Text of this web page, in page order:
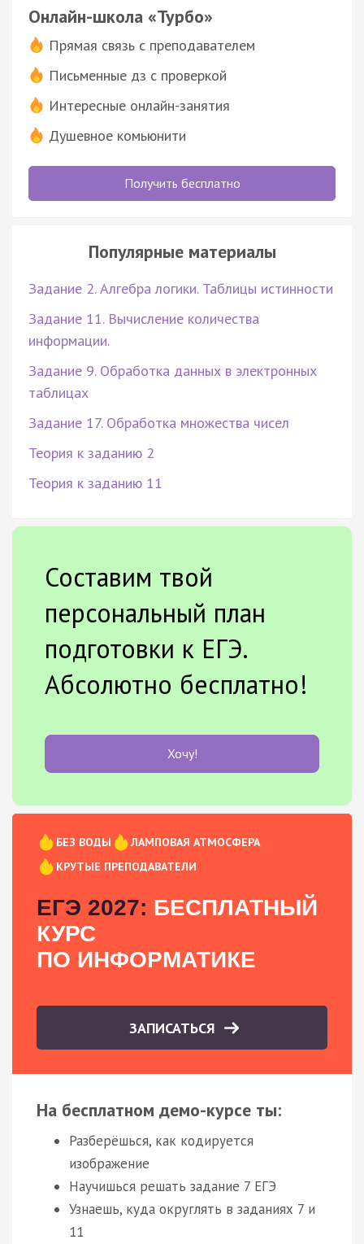
Онлайн-школа «Турбо»
Прямая связь с преподавателем
Письменные дз с проверкой
Интересные онлайн-занятия
Душевное комьюнити
Получить бесплатно
Популярные материалы
Задание 2. Алгебра логики. Таблицы истинности
Задание 11. Вычисление количества
информации.
Задание 9. Обработка данных в электронных
таблицах
Задание 17. Обработка множества чисел
Теория к заданию 2
Теория к заданию 11
Составим твой
персональный план
подготовки к ЕГЭ.
Абсолютно бесплатно!
Хочу!
БЕЗ ВОДЫ
ЛАМПОВАЯ АТМОСФЕРА
КРУТЫЕ ПРЕПОДАВАТЕЛИ
ЕГЭ 2027: БЕСПЛАТНЫЙ
КУРС
ПО ИНФОРМАТИКЕ
ЗАПИСАТЬСЯ
На бесплатном демо-курсе ты:
Разберёшься, как кодируется
изображение
Научишься решать задание 7 ЕГЭ
Узнаешь, куда округлять в заданиях 7 и
11